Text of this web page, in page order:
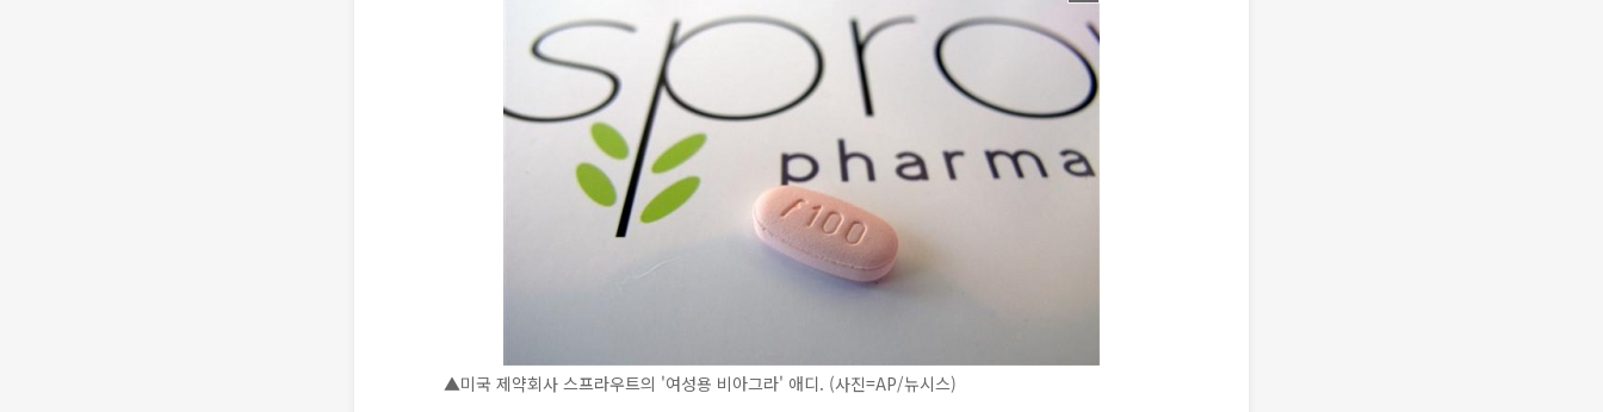
▲미국 제약회사 스프라우트의 '여성용 비아그라' 애디. (사진=AP/뉴시스)